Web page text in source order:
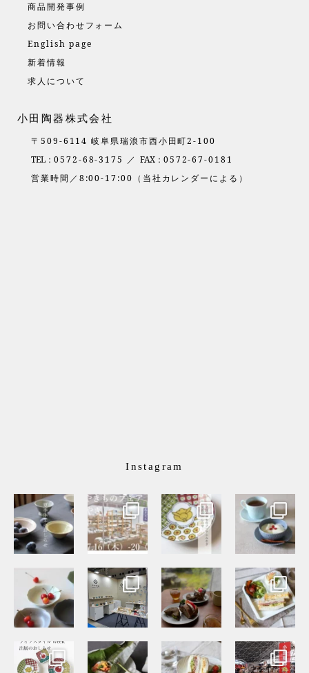
商品開発事例
お問い合わせフォーム
English page
新着情報
求人について
小田陶器株式会社
〒509-6114 岐阜県瑞浪市西小田町2-100
TEL： 0572-68-3175 ／ FAX： 0572-67-0181
営業時間／8:00-17:00（当社カレンダーによる）
Instagram